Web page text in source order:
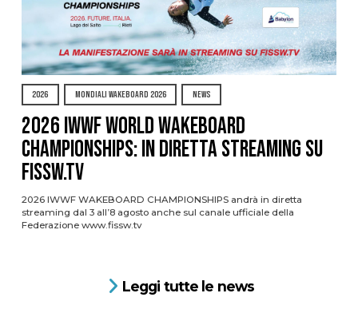
2026 MONDIALI WAKEBOARD 2026 NEWS
2026 IWWF WORLD WAKEBOARD
CHAMPIONSHIPS: IN DIRETTA STREAMING SU
FISSW.TV
2026 IWWF WAKEBOARD CHAMPIONSHIPS andrà in diretta
streaming dal 3 all’8 agosto anche sul canale ufficiale della
Federazione www.fissw.tv
Leggi tutte le news